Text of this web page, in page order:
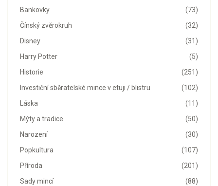
(73)
Bankovky
(32)
Čínský zvěrokruh
(31)
Disney
(5)
Harry Potter
(251)
Historie
(102)
Investiční sběratelské mince v etuji / blistru
(11)
Láska
(50)
Mýty a tradice
(30)
Narození
(107)
Popkultura
(201)
Příroda
(88)
Sady mincí